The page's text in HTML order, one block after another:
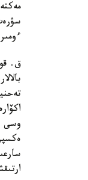
ق.
وسى